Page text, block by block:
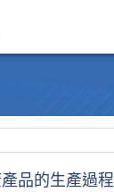
品的生產過程